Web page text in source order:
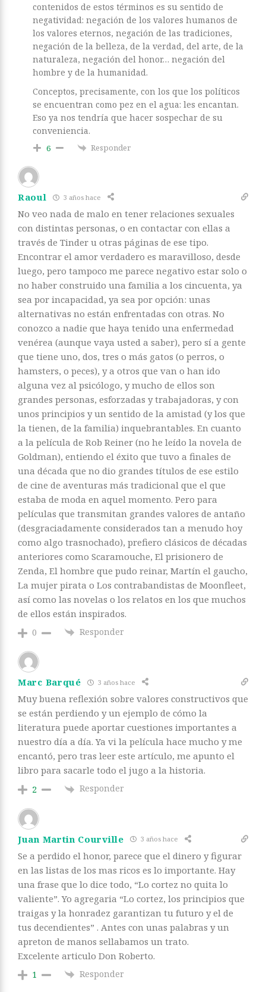
contenidos de estos términos es su sentido de
negatividad: negación de los valores humanos de
los valores eternos, negación de las tradiciones,
negación de la belleza, de la verdad, del arte, de la
naturaleza, negación del honor… negación del
hombre y de la humanidad.
Conceptos, precisamente, con los que los políticos
se encuentran como pez en el agua: les encantan.
Eso ya nos tendría que hacer sospechar de su
conveniencia.
6 Responder
Raoul 3 años hace
No veo nada de malo en tener relaciones sexuales
con distintas personas, o en contactar con ellas a
través de Tinder u otras páginas de ese tipo.
Encontrar el amor verdadero es maravilloso, desde
luego, pero tampoco me parece negativo estar solo o
no haber construido una familia a los cincuenta, ya
sea por incapacidad, ya sea por opción: unas
alternativas no están enfrentadas con otras. No
conozco a nadie que haya tenido una enfermedad
venérea (aunque vaya usted a saber), pero sí a gente
que tiene uno, dos, tres o más gatos (o perros, o
hamsters, o peces), y a otros que van o han ido
alguna vez al psicólogo, y mucho de ellos son
grandes personas, esforzadas y trabajadoras, y con
unos principios y un sentido de la amistad (y los que
la tienen, de la familia) inquebrantables. En cuanto
a la película de Rob Reiner (no he leído la novela de
Goldman), entiendo el éxito que tuvo a finales de
una década que no dio grandes títulos de ese estilo
de cine de aventuras más tradicional que el que
estaba de moda en aquel momento. Pero para
películas que transmitan grandes valores de antaño
(desgraciadamente considerados tan a menudo hoy
como algo trasnochado), prefiero clásicos de décadas
anteriores como Scaramouche, El prisionero de
Zenda, El hombre que pudo reinar, Martín el gaucho,
La mujer pirata o Los contrabandistas de Moonfleet,
así como las novelas o los relatos en los que muchos
de ellos están inspirados.
0 Responder
Marc Barqué 3 años hace
Muy buena reflexión sobre valores constructivos que
se están perdiendo y un ejemplo de cómo la
literatura puede aportar cuestiones importantes a
nuestro día a día. Ya vi la película hace mucho y me
encantó, pero tras leer este artículo, me apunto el
libro para sacarle todo el jugo a la historia.
2 Responder
Juan Martin Courville 3 años hace
Se a perdido el honor, parece que el dinero y figurar
en las listas de los mas ricos es lo importante. Hay
una frase que lo dice todo, “Lo cortez no quita lo
valiente”. Yo agregaria “Lo cortez, los principios que
traigas y la honradez garantizan tu futuro y el de
tus decendientes” . Antes con unas palabras y un
apreton de manos sellabamos un trato.
Excelente articulo Don Roberto.
1 Responder